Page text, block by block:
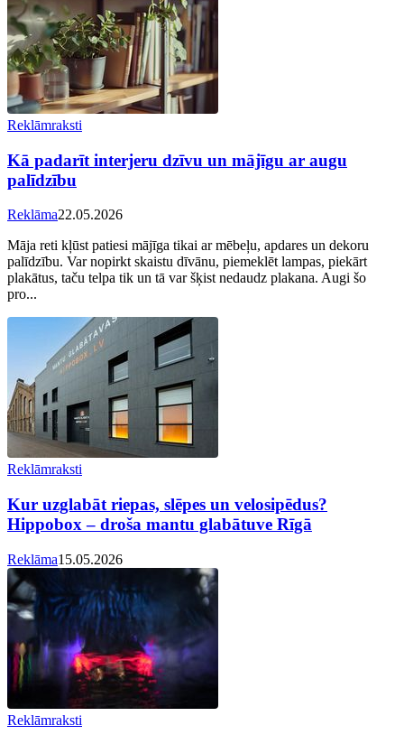
Reklāmraksti
Kā padarīt interjeru dzīvu un mājīgu ar augu
palīdzību
Reklāma22.05.2026
Māja reti kļūst patiesi mājīga tikai ar mēbeļu, apdares un dekoru
palīdzību. Var nopirkt skaistu dīvānu, piemeklēt lampas, piekārt
plakātus, taču telpa tik un tā var šķist nedaudz plakana. Augi šo
pro...
Reklāmraksti
Kur uzglabāt riepas, slēpes un velosipēdus?
Hippobox – droša mantu glabātuve Rīgā
Reklāma15.05.2026
Reklāmraksti